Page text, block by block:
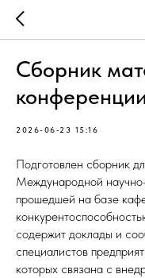
Сборник
конференции
2026-06-23 15:16
Подготовлен сборник
Международной
прошедшей на базе
содержит доклады и
специалистов
которых связана с